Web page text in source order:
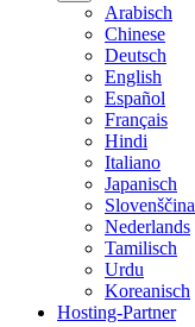
Arabisch
Chinese
Deutsch
English
Español
Français
Hindi
Italiano
Japanisch
Slovenščina
Nederlands
Tamilisch
Urdu
Koreanisch
Hosting-Partner